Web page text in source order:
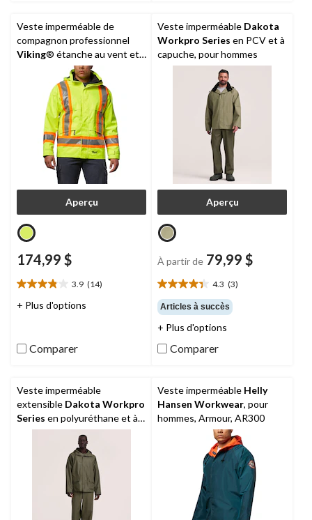
Veste imperméable de
compagnon professionnel
Viking® étanche au vent et
haute visibilité, pour hommes
Aperçu
174,99 $
3.9 (14)
3.9
étoile(s)
14
évaluations
+ Plus d'options
Comparer
Veste imperméable Dakota
Workpro Series en PCV et à
capuche, pour hommes
Aperçu
À partir de 79,99 $
4.3 (3)
4.3
étoile(s)
sur
5.
3
évaluations
Articles à succès
+ Plus d'options
Comparer
Veste imperméable
extensible Dakota Workpro
Series en polyuréthane et à
capuche, pour hommes
Veste imperméable Helly
Hansen Workwear, pour
hommes, Armour, AR300